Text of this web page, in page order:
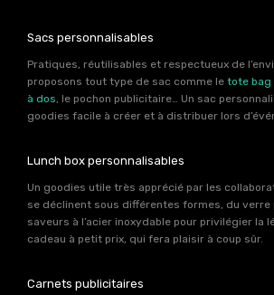
Sacs personnalisables
Pratiques, réutilisables et respectueux de
proposons tout type de sac comme le tote bag
à dos, le pochon publicitaire… Un sac
goodies facile à créer et à distribuer lors
Lunch box personnalisables
Un goodies utile très apprécié par les
se déclinent sous différentes formes, du verre
saveurs à l’acier inoxydable pour privilégier la
cadeau à petit prix, qui fera plaisir à coup sûr.
Carnets publicitaires